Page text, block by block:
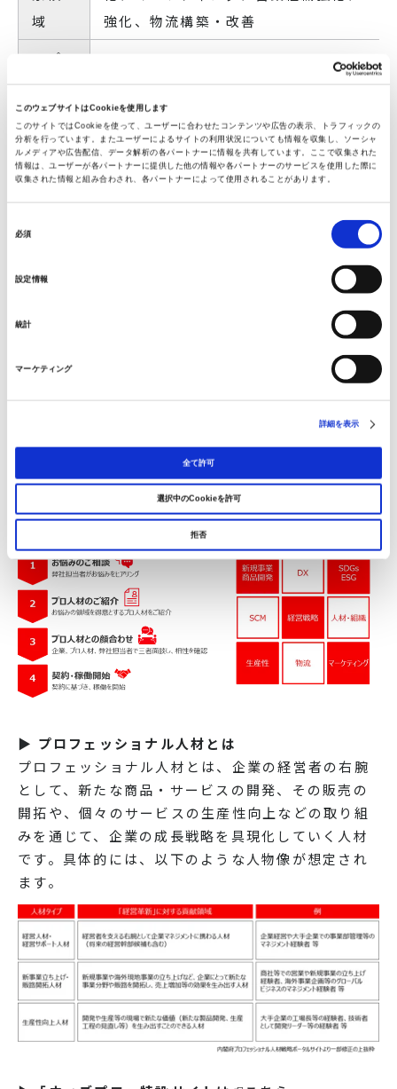
このウェブサイトはCookieを使用します
このサイトではCookieを使って、ユーザーに合わせたコンテンツや広告の表示、トラフィックの
分析を行っています。またユーザーによるサイトの利用状況についても情報を収集し、ソーシャ
ルメディアや広告配信、データ解析の各パートナーに情報を共有しています。ここで収集された
情報は、ユーザーが各パートナーに提供した他の情報や各パートナーのサービスを使用した際に
収集された情報と組み合わされ、各パートナーによって使用されることがあります。
必須
設定情報
統計
マーケティング
詳細を表示
全て許可
選択中のCookieを許可
拒否
域
強化、物流構築・改善
プ
ロ人
材
約2,000人
当
社の
強み
75年以上培ってきた販売・事業開発ナレ
流、豊富な取引先企業、豊富な知見・経
ズとプロ人材ニーズの高精度マッチング、
▶「ウィズプロ」概念図
▶「ウィズプロ」利用の流れ、対応可能領域
▶ プロフェッショナル人材とは
プロフェッショナル人材とは、企業の経営者の右腕
として、新たな商品・サービスの開発、その販売の
開拓や、個々のサービスの生産性向上などの取り組
みを通じて、企業の成長戦略を具現化していく人材
です。具体的には、以下のような人物像が想定され
ます。